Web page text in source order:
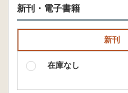
新刊・電子書籍
新刊
在庫なし